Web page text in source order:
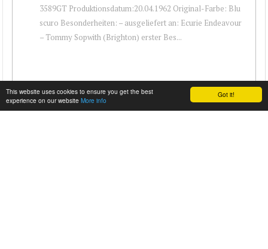
Got it!
This website uses cookies to ensure you get the best
experience on our website More info
3589GT Produktionsdatum:20.04.1962 Original-Farbe: Blu
scuro Besonderheiten: – ausgeliefert an: Ecurie Endeavour
– Tommy Sopwith (Brighton) erster Bes...